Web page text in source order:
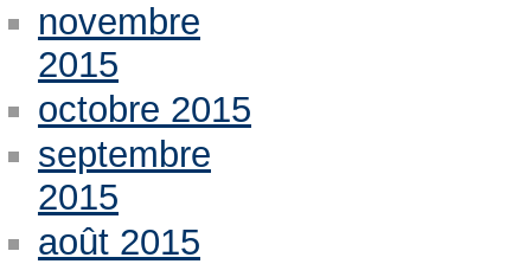
novembre
2015
octobre 2015
septembre
2015
août 2015